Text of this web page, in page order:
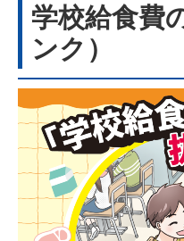
学校給食費
ンク）